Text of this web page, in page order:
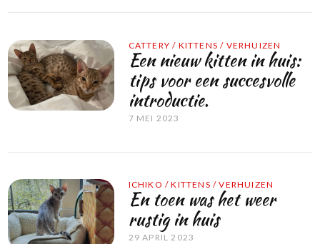
CATTERY / KITTENS / VERHUIZEN
Een nieuw kitten in huis:
tips voor een succesvolle
introductie.
7 MEI 2023
ICHIKO /KITTENS /VERHUIZEN
En toen was het weer
rustig in huis
29 APRIL 2023